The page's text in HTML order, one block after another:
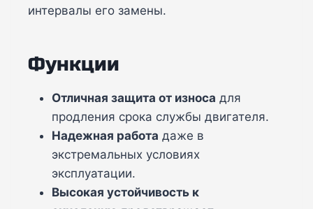
интервалы его замены.
Функции
Отличная защита от износа для
продления срока службы двигателя.
Надежная работа даже в
экстремальных условиях
эксплуатации.
Высокая устойчивость к